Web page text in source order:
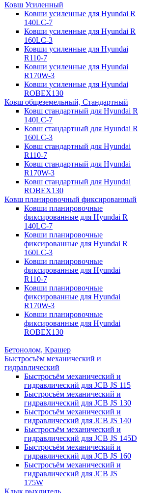
Ковш Усиленный
Ковши усиленные для Hyundai R
140LC-7
Ковши усиленные для Hyundai R
160LC-3
Ковши усиленные для Hyundai
R110-7
Ковши усиленные для Hyundai
R170W-3
Ковши усиленные для Hyundai
ROBEX130
Ковш общеземельный, Стандартный
Ковш стандартный для Hyundai R
140LC-7
Ковш стандартный для Hyundai R
160LC-3
Ковш стандартный для Hyundai
R110-7
Ковш стандартный для Hyundai
R170W-3
Ковш стандартный для Hyundai
ROBEX130
Ковш планировочный фиксированный
Ковши планировочные
фиксированные для Hyundai R
140LC-7
Ковши планировочные
фиксированные для Hyundai R
160LC-3
Ковши планировочные
фиксированные для Hyundai
R110-7
Ковши планировочные
фиксированные для Hyundai
R170W-3
Ковши планировочные
фиксированные для Hyundai
ROBEX130
Бетонолом, Крашер
Быстросъём механический и
гидравлический
Быстросъём механический и
гидравлический для JCB JS 115
Быстросъём механический и
гидравлический для JCB JS 130
Быстросъём механический и
гидравлический для JCB JS 140
Быстросъём механический и
гидравлический для JCB JS 145D
Быстросъём механический и
гидравлический для JCB JS 160
Быстросъём механический и
гидравлический для JCB JS
175W
Клык рыхлитель